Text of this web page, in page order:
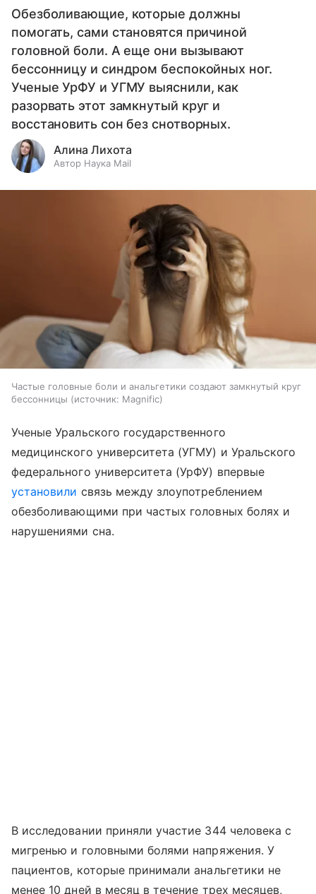
Обезболивающие, которые должны
помогать, сами становятся причиной
головной боли. А еще они вызывают
бессонницу и синдром беспокойных ног.
Ученые УрФУ и УГМУ выяснили, как
разорвать этот замкнутый круг и
восстановить сон без снотворных.
Алина Лихота
Автор Наука Mail
Частые головные боли и анальгетики создают замкнутый круг
бессонницы
источник: Magnific
Ученые Уральского государственного
медицинского университета (УГМУ) и Уральского
федерального университета (УрФУ) впервые
установили связь между злоупотреблением
обезболивающими при частых головных болях и
нарушениями сна.
В исследовании приняли участие 344 человека с
мигренью и головными болями напряжения. У
пациентов, которые принимали анальгетики не
менее 10 дней в месяц в течение трех месяцев,